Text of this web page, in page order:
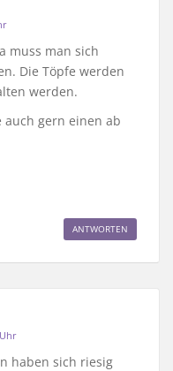
muss man sich
Die Töpfe werden
werden.
gern einen ab
ANTWORTEN
haben sich riesig